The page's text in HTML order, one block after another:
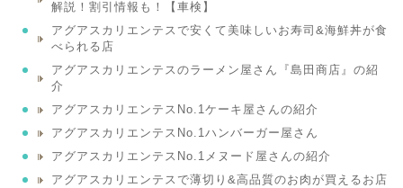
解説！割引情報も！【車検】
アグアスカリエンテスで安くて美味しいお寿司&海鮮丼が食
べられる店
アグアスカリエンテスのラーメン屋さん『島田商店』の紹
介
アグアスカリエンテスNo.1ケーキ屋さんの紹介
アグアスカリエンテスNo.1ハンバーガー屋さん
アグアスカリエンテスNo.1メヌード屋さんの紹介
アグアスカリエンテスで薄切り&高品質のお肉が買えるお店